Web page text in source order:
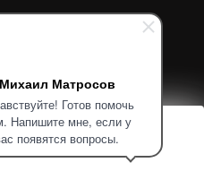
Михаил Матросов
Готов помочь
Напишите мне, если у
появятся вопросы.
работы